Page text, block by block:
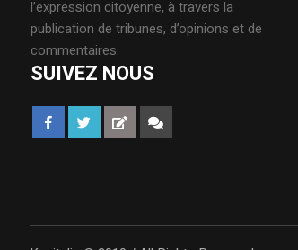
l’expression citoyenne, à travers la
publication de tribunes, d’opinions et de
commentaires.
SUIVEZ NOUS